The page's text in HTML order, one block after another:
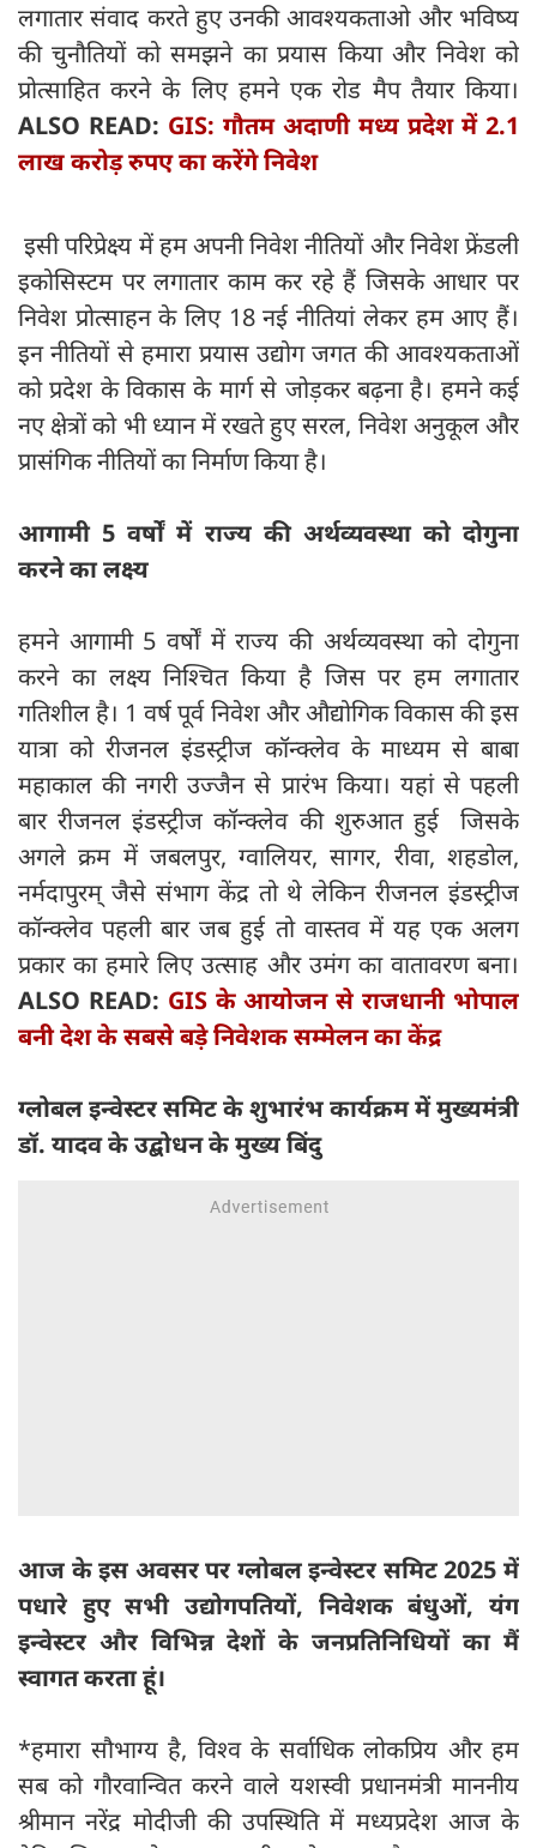
लगातार संवाद करते हुए उनकी आवश्यकताओ और भविष्य
की चुनौतियों को समझने का प्रयास किया और निवेश को
प्रोत्साहित करने के लिए हमने एक रोड मैप तैयार किया।
ALSO READ: GIS: गौतम अदाणी मध्य प्रदेश में 2.1
लाख करोड़ रुपए का करेंगे निवेश
इसी परिप्रेक्ष्य में हम अपनी निवेश नीतियों और निवेश फ्रेंडली
इकोसिस्टम पर लगातार काम कर रहे हैं जिसके आधार पर
निवेश प्रोत्साहन के लिए 18 नई नीतियां लेकर हम आए हैं।
इन नीतियों से हमारा प्रयास उद्योग जगत की आवश्यकताओं
को प्रदेश के विकास के मार्ग से जोड़कर बढ़ना है। हमने कई
नए क्षेत्रों को भी ध्यान में रखते हुए सरल, निवेश अनुकूल और
प्रासंगिक नीतियों का निर्माण किया है।
आगामी 5 वर्षों में राज्य की अर्थव्यवस्था को दोगुना
करने का लक्ष्य
हमने आगामी 5 वर्षों में राज्य की अर्थव्यवस्था को दोगुना
करने का लक्ष्य निश्चित किया है जिस पर हम लगातार
गतिशील है। 1 वर्ष पूर्व निवेश और औद्योगिक विकास की इस
यात्रा को रीजनल इंडस्ट्रीज कॉन्क्लेव के माध्यम से बाबा
महाकाल की नगरी उज्जैन से प्रारंभ किया। यहां से पहली
बार रीजनल इंडस्ट्रीज कॉन्क्लेव की शुरुआत हुई जिसके
अगले क्रम में जबलपुर, ग्वालियर, सागर, रीवा, शहडोल,
नर्मदापुरम् जैसे संभाग केंद्र तो थे लेकिन रीजनल इंडस्ट्रीज
कॉन्क्लेव पहली बार जब हुई तो वास्तव में यह एक अलग
प्रकार का हमारे लिए उत्साह और उमंग का वातावरण बना।
ALSO READ: GIS के आयोजन से राजधानी भोपाल
बनी देश के सबसे बड़े निवेशक सम्मेलन का केंद्र
ग्लोबल इन्वेस्टर समिट के शुभारंभ कार्यक्रम में मुख्यमंत्री
डॉ. यादव के उद्बोधन के मुख्य बिंदु
आज के इस अवसर पर ग्लोबल इन्वेस्टर समिट 2025 में
पधारे हुए सभी उद्योगपतियों, निवेशक बंधुओं, यंग
इन्वेस्टर और विभिन्न देशों के जनप्रतिनिधियों का मैं
स्वागत करता हूं।
*हमारा सौभाग्य है, विश्व के सर्वाधिक लोकप्रिय और हम
सब को गौरवान्वित करने वाले यशस्वी प्रधानमंत्री माननीय
श्रीमान नरेंद्र मोदीजी की उपस्थिति में मध्यप्रदेश आज के